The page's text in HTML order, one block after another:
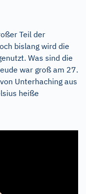
Teil der
bislang wird die
Was sind die
war groß am 27.
Unterhaching aus
heiße